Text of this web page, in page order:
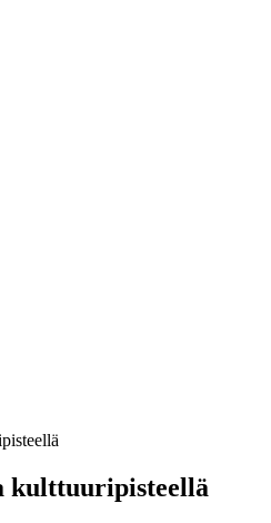
kulttuuripisteellä